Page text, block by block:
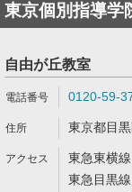
東京個別指導学
自由が丘教室
0120-59-
東京都目
東急東横
東急目黒